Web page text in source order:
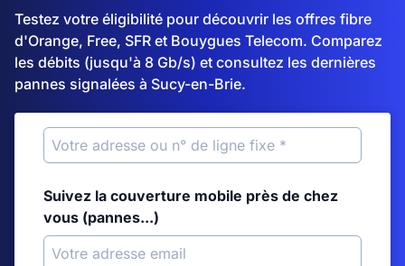
Testez votre éligibilité pour découvrir les offres fibre
d'Orange, Free, SFR et Bouygues Telecom. Comparez
les débits (jusqu'à 8 Gb/s) et consultez les dernières
pannes signalées à Sucy-en-Brie.
Suivez la couverture mobile près de chez
vous (pannes...)